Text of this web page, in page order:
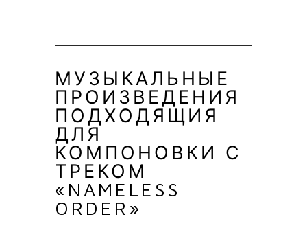
МУЗЫКАЛЬНЫЕ
ПРОИЗВЕДЕНИЯ
ПОДХОДЯЩИЯ
ДЛЯ
КОМПОНОВКИ С
ТРЕКОМ
«NAMELESS
ORDER»